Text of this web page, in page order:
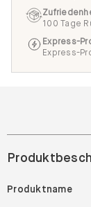
100 Tage
Express-
Express-
Produktname